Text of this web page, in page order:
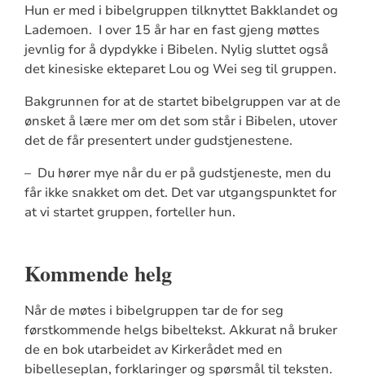
Hun er med i bibelgruppen tilknyttet Bakklandet og
Lademoen. I over 15 år har en fast gjeng møttes
jevnlig for å dypdykke i Bibelen. Nylig sluttet også
det kinesiske ekteparet Lou og Wei seg til gruppen.
Bakgrunnen for at de startet bibelgruppen var at de
ønsket å lære mer om det som står i Bibelen, utover
det de får presentert under gudstjenestene.
– Du hører mye når du er på gudstjeneste, men du
får ikke snakket om det. Det var utgangspunktet for
at vi startet gruppen, forteller hun.
Kommende helg
Når de møtes i bibelgruppen tar de for seg
førstkommende helgs bibeltekst. Akkurat nå bruker
de en bok utarbeidet av Kirkerådet med en
bibelleseplan, forklaringer og spørsmål til teksten.